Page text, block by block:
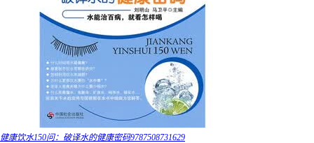
健康饮水150问：破译水的健康密码9787508731629